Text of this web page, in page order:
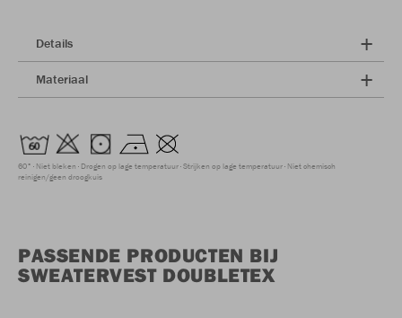
Details
Materiaal
60° Niet bleken Drogen op lage temperatuur Strijken op lage temperatuur Niet chemisch
reinigen/geen droogkuis
PASSENDE PRODUCTEN BIJ
SWEATERVEST DOUBLETEX